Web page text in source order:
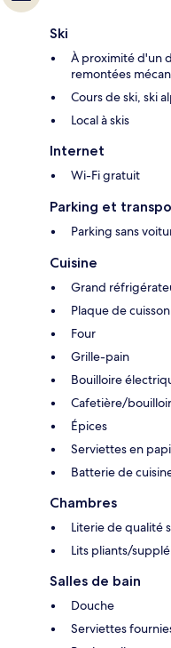
Ski
À proximité d'un
remontées
Cours de ski, ski
Local à skis
Internet
Wi-Fi gratuit
Parking et
Parking sans
Cuisine
Grand
Plaque de cuisson
Four
Grille-pain
Bouilloire
Cafetière/
Épices
Serviettes en
Batterie de
Chambres
Literie de qualité
Lits pliants/
Salles de bain
Douche
Serviettes